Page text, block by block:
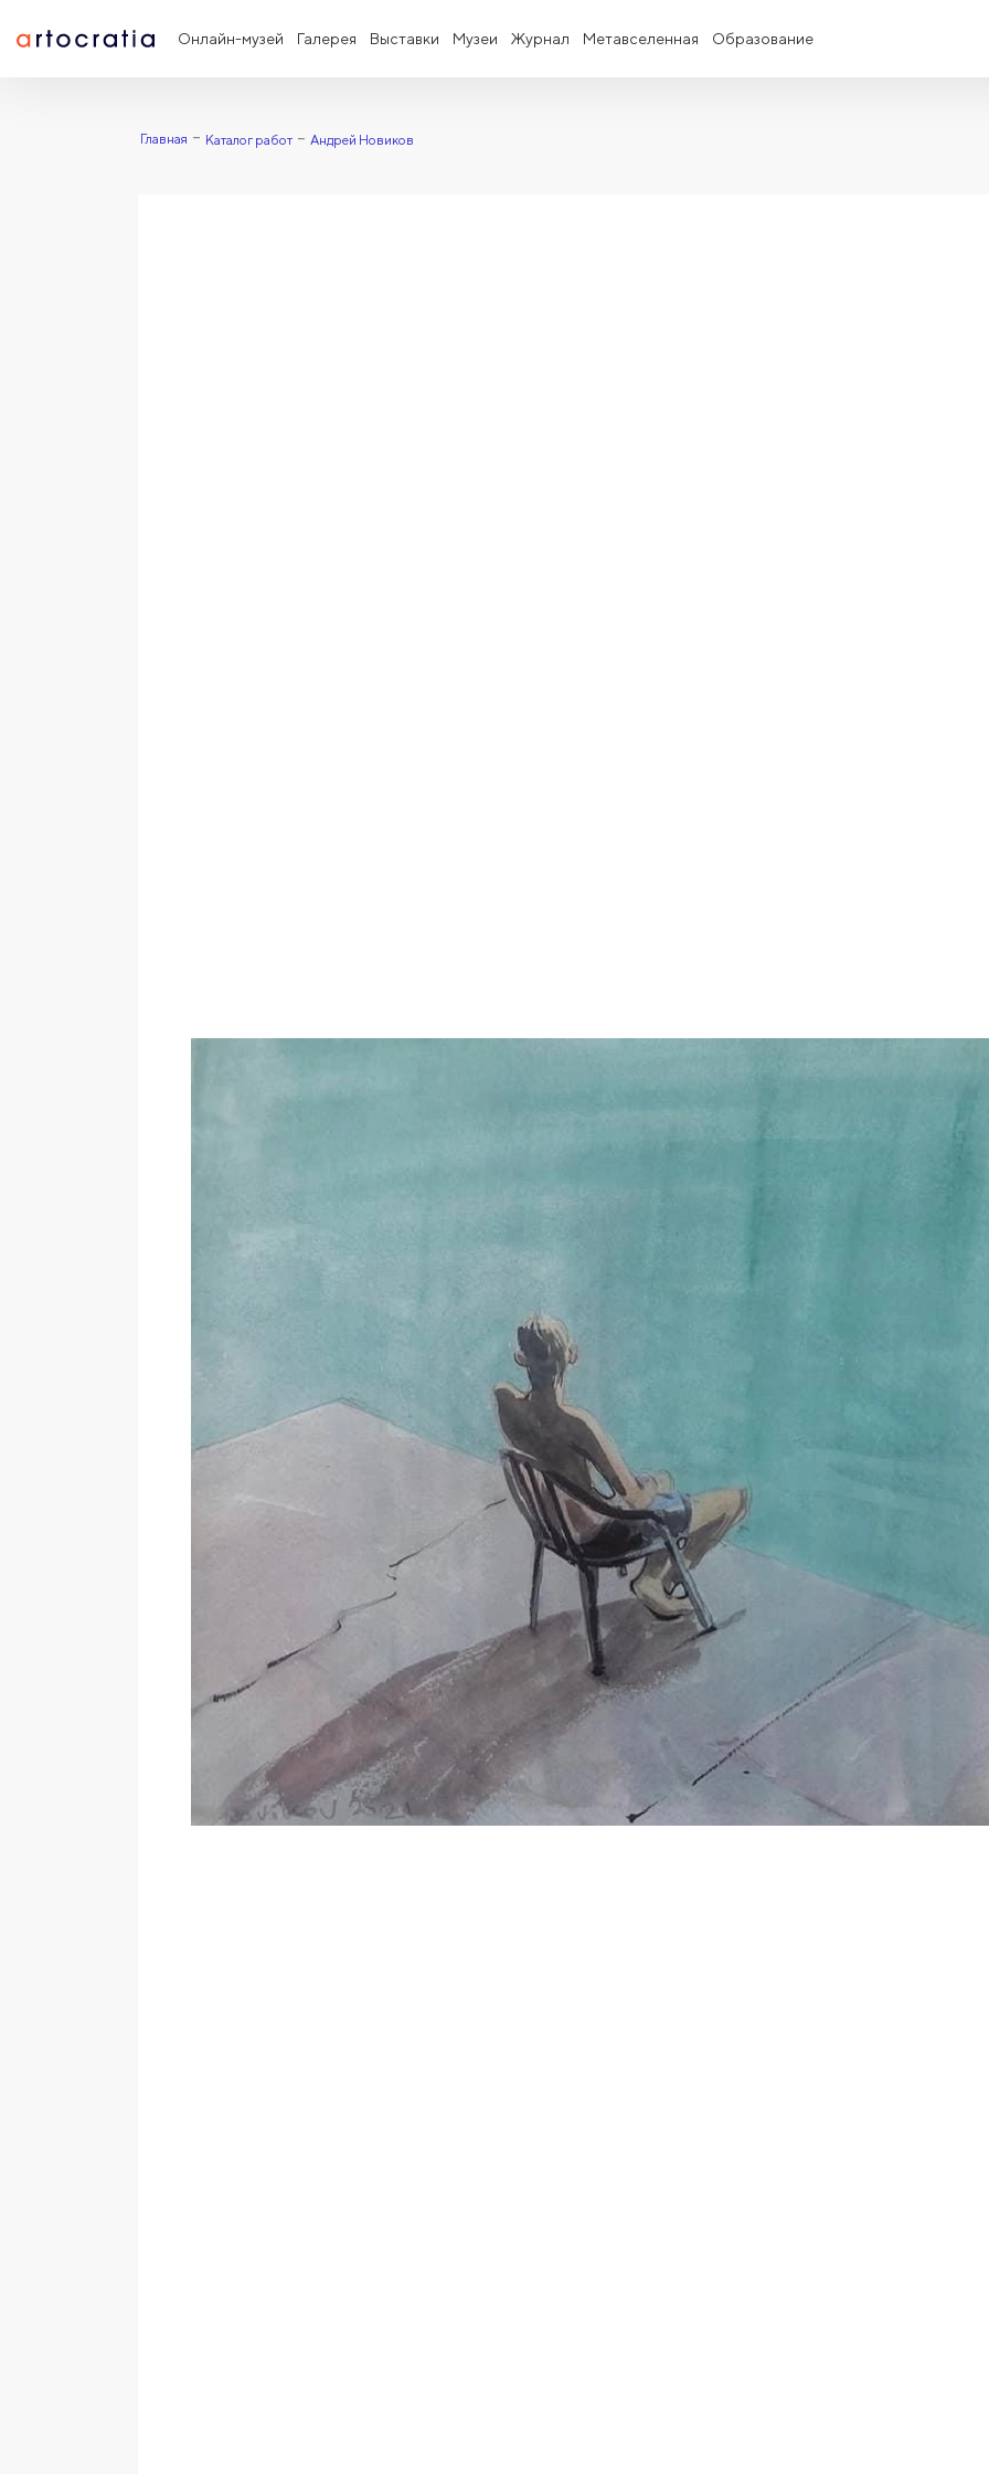
Онлайн-музей Галерея Выставки Музеи Журнал Метавселенная Образование
Главная Каталог работ Андрей Новиков